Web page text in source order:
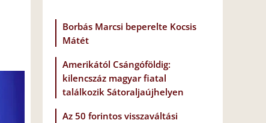
Borbás Marcsi beperelte Kocsis
Mátét
Amerikától Csángóföldig:
kilencszáz magyar fiatal
találkozik Sátoraljaújhelyen
Az 50 forintos visszaváltási